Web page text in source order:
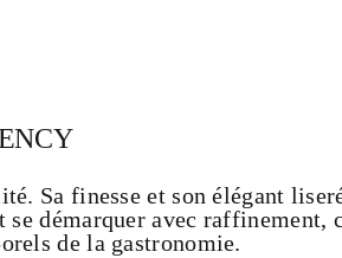
Sa finesse et son élégant
démarquer avec
de la gastronomie.